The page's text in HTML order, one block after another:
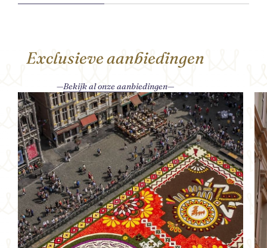
Exclusieve aanbiedingen
Bekijk al onze aanbiedingen